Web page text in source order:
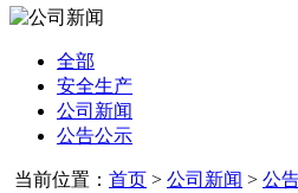
全部
安全生产
公司新闻
公告公示
当前位置： 首页 > 公司新闻 > 公